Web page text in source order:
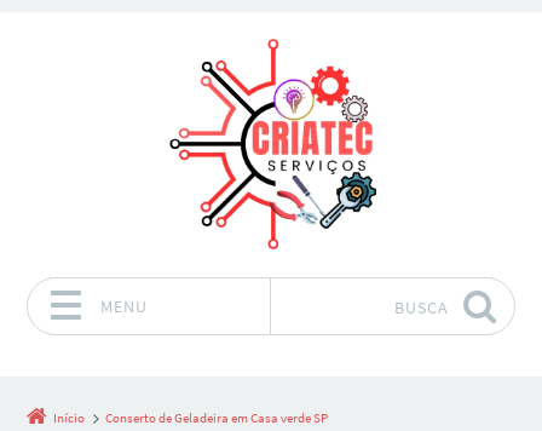
MENU BUSCA
Início Conserto de Geladeira em Casa verde SP